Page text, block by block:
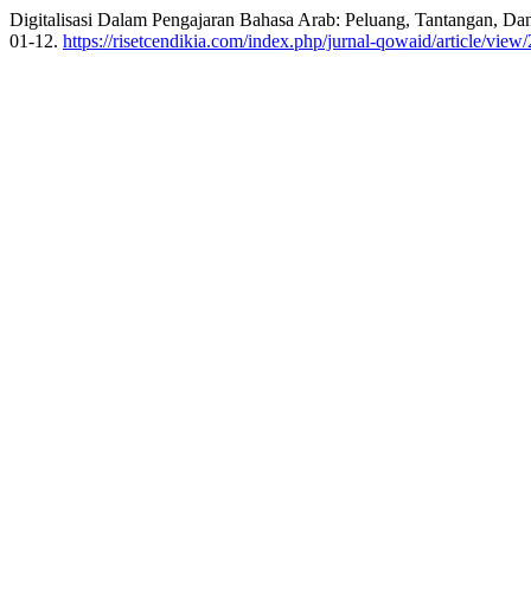
Digitalisasi Dalam Pengajaran Bahasa Arab: Peluang, Tantangan,
01-12. https://risetcendikia.com/index.php/jurnal-qowaid/article/view/